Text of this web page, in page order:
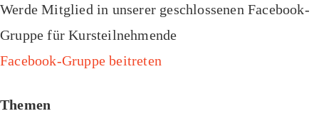
Werde Mitglied in unserer geschlossenen Facebook-
Gruppe für Kursteilnehmende
Facebook-Gruppe beitreten
Themen